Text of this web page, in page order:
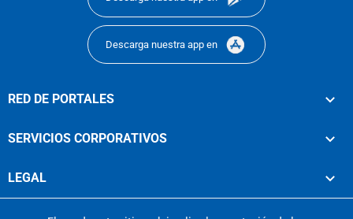
Descarga nuestra app en
RED DE PORTALES
SERVICIOS CORPORATIVOS
LEGAL